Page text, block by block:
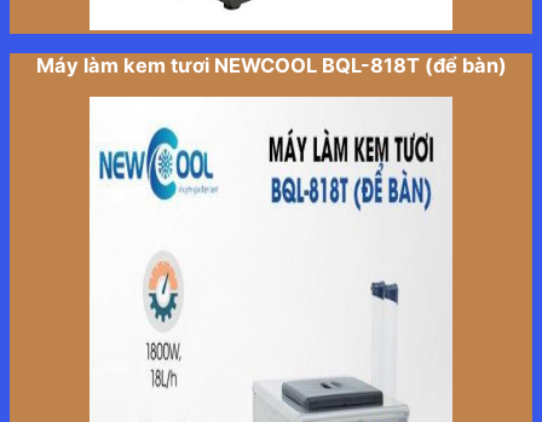
Máy làm kem tươi NEWCOOL BQL-818T (để bàn)